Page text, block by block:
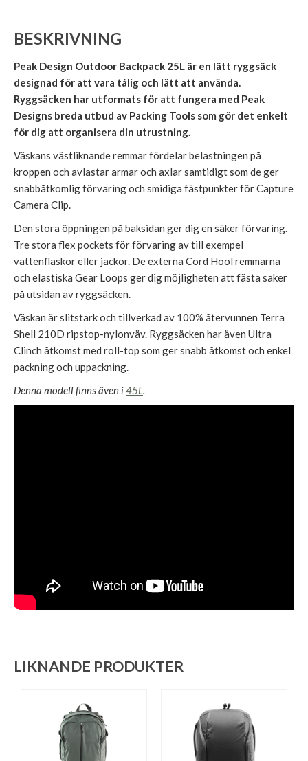
BESKRIVNING
Peak Design Outdoor Backpack 25L är en lätt ryggsäck
designad för att vara tålig och lätt att använda.
Ryggsäcken har utformats för att fungera med Peak
Designs breda utbud av Packing Tools som gör det enkelt
för dig att organisera din utrustning.
Väskans västliknande remmar fördelar belastningen på
kroppen och avlastar armar och axlar samtidigt som de ger
snabbåtkomlig förvaring och smidiga fästpunkter för Capture
Camera Clip.
Den stora öppningen på baksidan ger dig en säker förvaring.
Tre stora flex pockets för förvaring av till exempel
vattenflaskor eller jackor. De externa Cord Hool remmarna
och elastiska Gear Loops ger dig möjligheten att fästa saker
på utsidan av ryggsäcken.
Väskan är slitstark och tillverkad av 100% återvunnen Terra
Shell 210D ripstop-nylonväv. Ryggsäcken har även Ultra
Clinch åtkomst med roll-top som ger snabb åtkomst och enkel
packning och uppackning.
Denna modell finns även i45L.
LIKNANDE PRODUKTER